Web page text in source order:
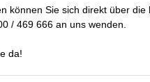
können Sie sich direkt über die
/ 469 666 an uns wenden.
da!